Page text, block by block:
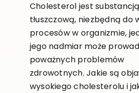
Cholesterol jest substancją
tłuszczową, niezbędną do
procesów w organizmie,
jego nadmiar może
poważnych problemów
zdrowotnych. Jakie są
wysokiego cholesterolu i